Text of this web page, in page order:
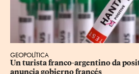
GEOPOLÍTICA
Un turista franco-argentino da
anuncia gobierno francés